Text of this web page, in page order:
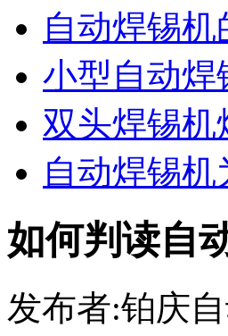
自动焊锡
小型自动焊
双头焊锡
自动焊锡
如何判读自
发布者:铂庆